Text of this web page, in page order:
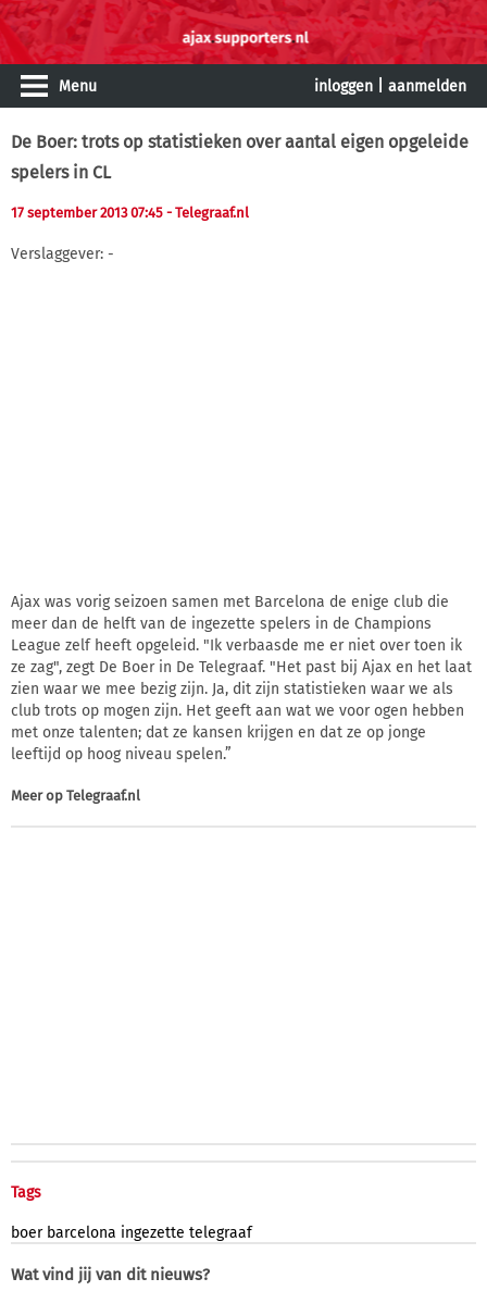
Menu inloggen aanmelden
De Boer: trots op statistieken over aantal eigen opgeleide
spelers in CL
17 september 2013 07:45 - Telegraaf.nl
Verslaggever: -
Ajax was vorig seizoen samen met Barcelona de enige club die
meer dan de helft van de ingezette spelers in de Champions
League zelf heeft opgeleid. "Ik verbaasde me er niet over toen ik
ze zag", zegt De Boer in De Telegraaf. "Het past bij Ajax en het laat
zien waar we mee bezig zijn. Ja, dit zijn statistieken waar we als
club trots op mogen zijn. Het geeft aan wat we voor ogen hebben
met onze talenten; dat ze kansen krijgen en dat ze op jonge
leeftijd op hoog niveau spelen.”
Meer op Telegraaf.nl
Tags
boer barcelona ingezette telegraaf
Wat vind jij van dit nieuws?